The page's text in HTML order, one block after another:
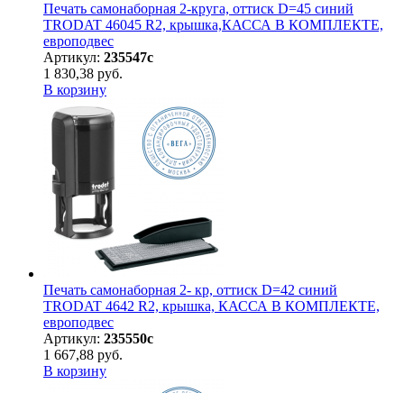
Печать самонаборная 2-круга, оттиск D=45 синий
TRODAT 46045 R2, крышка,КАССА В КОМПЛЕКТЕ,
европодвес
Артикул: 235547с
1 830,38 руб.
В корзину
Печать самонаборная 2- кр, оттиск D=42 синий
TRODAT 4642 R2, крышка, КАССА В КОМПЛЕКТЕ,
европодвес
Артикул: 235550с
1 667,88 руб.
В корзину